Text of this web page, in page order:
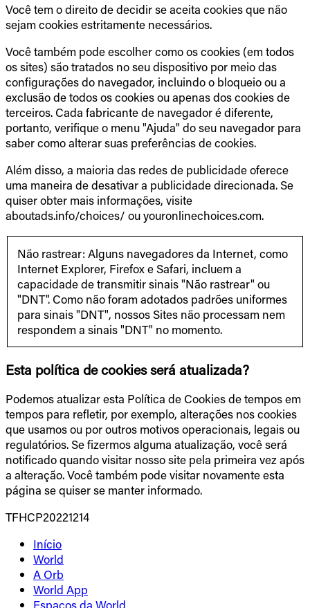
Você tem o direito de decidir se aceita cookies que não
sejam cookies estritamente necessários.
Você também pode escolher como os cookies (em todos
os sites) são tratados no seu dispositivo por meio das
configurações do navegador, incluindo o bloqueio ou a
exclusão de todos os cookies ou apenas dos cookies de
terceiros. Cada fabricante de navegador é diferente,
portanto, verifique o menu "Ajuda" do seu navegador para
saber como alterar suas preferências de cookies.
Além disso, a maioria das redes de publicidade oferece
uma maneira de desativar a publicidade direcionada. Se
quiser obter mais informações, visite
aboutads.info/choices/ ou youronlinechoices.com.
Não rastrear: Alguns navegadores da Internet, como
Internet Explorer, Firefox e Safari, incluem a
capacidade de transmitir sinais "Não rastrear" ou
"DNT". Como não foram adotados padrões uniformes
para sinais "DNT", nossos Sites não processam nem
respondem a sinais "DNT" no momento.
Esta política de cookies será atualizada?
Podemos atualizar esta Política de Cookies de tempos em
tempos para refletir, por exemplo, alterações nos cookies
que usamos ou por outros motivos operacionais, legais ou
regulatórios. Se fizermos alguma atualização, você será
notificado quando visitar nosso site pela primeira vez após
a alteração. Você também pode visitar novamente esta
página se quiser se manter informado.
TFHCP20221214
Início
World
A Orb
World App
Espaços da World